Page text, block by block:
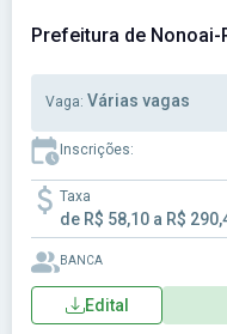
Prefeitura de Nonoai-
Vaga: Várias vagas
Inscrições:
Taxa
de R$ 58,10 a R$
BANCA
Edital